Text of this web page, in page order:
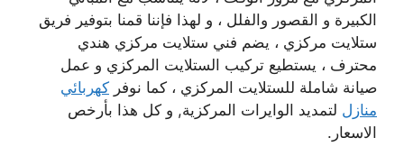
الكبيرة و القصور والفلل ، و لهذا فإننا قمنا بتوفير فريق
ستلايت مركزي ، يضم فني ستلايت مركزي هندي
محترف ، يستطيع تركيب الستلايت المركزي و عمل
صيانة شاملة للستلايت المركزي ، كما نوفر كهربائي
منازل لتمديد الوايرات المركزية, و كل هذا بأرخص
الاسعار.